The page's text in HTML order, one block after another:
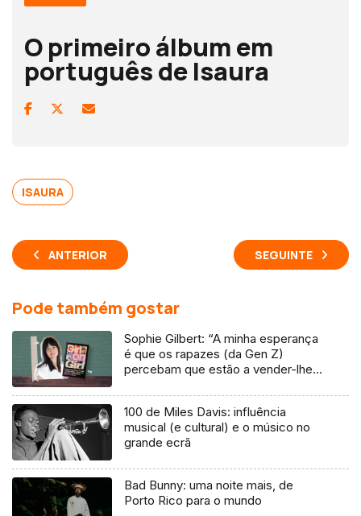
O primeiro álbum em
português de Isaura
ISAURA
ANTERIOR SEGUINTE
Pode também gostar
Sophie Gilbert: “A minha esperança
é que os rapazes (da Gen Z)
percebam que estão a vender-lhes
100 de Miles Davis: influência
musical (e cultural) e o músico no
grande ecrã
Bad Bunny: uma noite mais, de
Porto Rico para o mundo